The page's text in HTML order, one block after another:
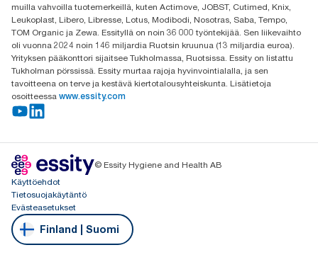
muilla vahvoilla tuotemerkeillä, kuten Actimove, JOBST, Cutimed, Knix,
Leukoplast, Libero, Libresse, Lotus, Modibodi, Nosotras, Saba, Tempo,
TOM Organic ja Zewa. Essityllä on noin 36 000 työntekijää. Sen liikevaihto
oli vuonna 2024 noin 146 miljardia Ruotsin kruunua (13 miljardia euroa).
Yrityksen pääkonttori sijaitsee Tukholmassa, Ruotsissa. Essity on listattu
Tukholman pörssissä. Essity murtaa rajoja hyvinvointialalla, ja sen
tavoitteena on terve ja kestävä kiertotalousyhteiskunta. Lisätietoja
osoitteessa www.essity.com
© Essity Hygiene and Health AB
Käyttöehdot
Tietosuojakäytäntö
Evästeasetukset
Finland | Suomi